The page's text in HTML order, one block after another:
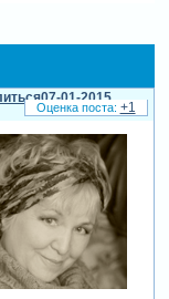
07-01-2015
+1